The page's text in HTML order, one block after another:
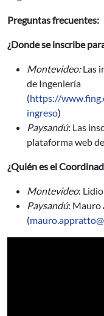
Preguntas frecuentes:
¿Donde se inscribe
Montevideo:Las
de Ingeniería
(https://
ingreso)
Paysandú: Las
plataforma web
¿Quién es el
Montevideo:
Paysandú:
(